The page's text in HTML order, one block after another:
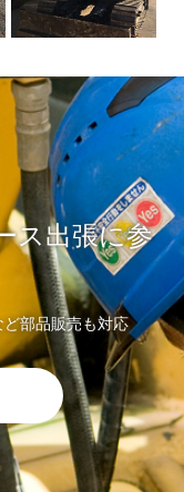
ス出張に参
部品販売も対応